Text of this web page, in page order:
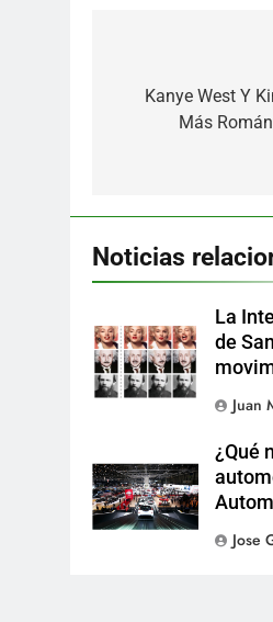
Kanye West Y
Más
Noticias
La
de
Juan
¿Qué
Jose